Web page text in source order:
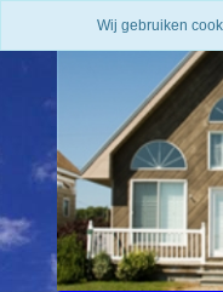
Wij gebruiken